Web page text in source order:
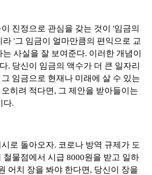
진정으로 관심을 갖는 것이 '임금의
라 '그 임금이 얼마만큼의 편익으로 교
사실을 잘 보여준다. 이러한 개념이
. 당신이 임금의 액수가 더 큰 일자리
임금으로 현재나 미래에 살 수 있는
히려 적다면, 그 제안을 받아들이는
다.
로 돌아오자. 코로나 방역 규제가 도
철물점에서 시급 8000원을 받고 일하
어치 장을 봐야 한다면, 당신이 장을